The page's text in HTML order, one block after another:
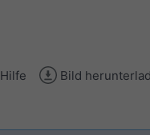
Hilfe Bild